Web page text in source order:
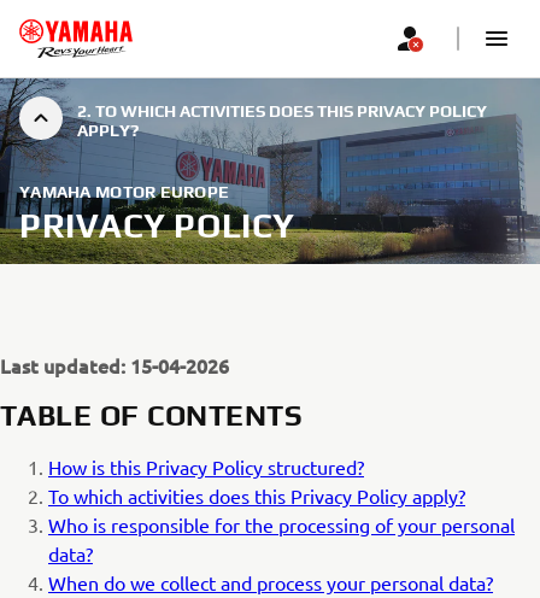
2. TO WHICH ACTIVITIES DOES THIS PRIVACY POLICY
APPLY?
YAMAHA MOTOR EUROPE
PRIVACY POLICY
Last updated: 15-04-2026
TABLE OF CONTENTS
How is this Privacy Policy structured?
To which activities does this Privacy Policy apply?
Who is responsible for the processing of your personal
data?
When do we collect and process your personal data?